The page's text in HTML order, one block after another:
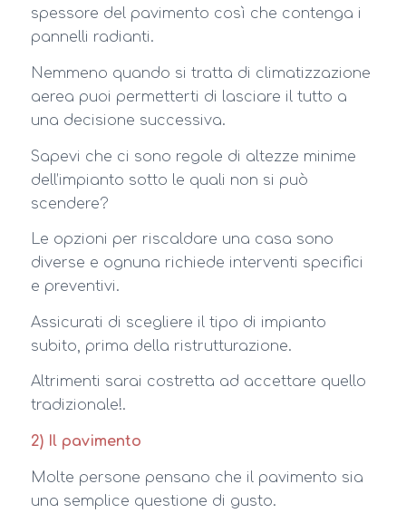
spessore del pavimento così che contenga i
pannelli radianti.
Nemmeno quando si tratta di climatizzazione
aerea puoi permetterti di lasciare il tutto a
una decisione successiva.
Sapevi che ci sono regole di altezze minime
dell’impianto sotto le quali non si può
scendere?
Le opzioni per riscaldare una casa sono
diverse e ognuna richiede interventi specifici
e preventivi.
Assicurati di scegliere il tipo di impianto
subito, prima della ristrutturazione.
Altrimenti sarai costretta ad accettare quello
tradizionale!.
2) Il pavimento
Molte persone pensano che il pavimento sia
una semplice questione di gusto.